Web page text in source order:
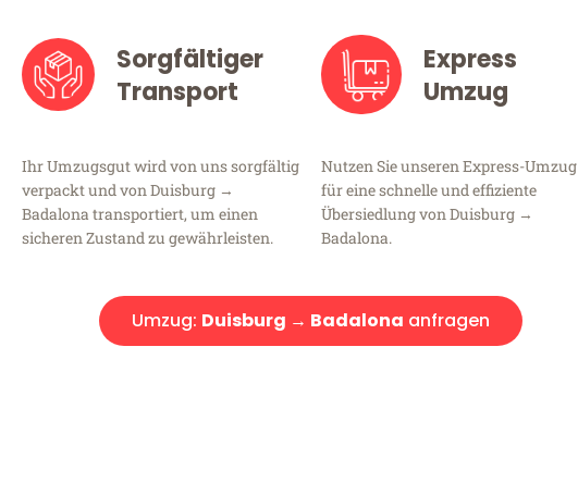
Sorgfältiger
Transport
Ihr Umzugsgut wird von uns sorgfältig
verpackt und von Duisburg →
Badalona transportiert, um einen
sicheren Zustand zu gewährleisten.
Express
Umzug
Nutzen Sie unseren Express-Umzug
für eine schnelle und effiziente
Übersiedlung von Duisburg →
Badalona.
Umzug: Duisburg → Badalona anfragen